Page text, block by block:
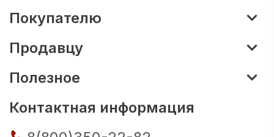
Покупателю
Продавцу
Полезное
Контактная информация